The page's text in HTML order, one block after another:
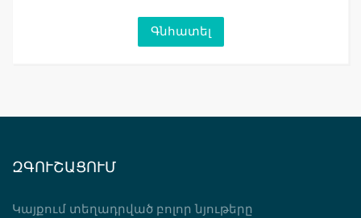
ԶԳՈՒՇԱՑՈՒՄ
Կայքում տեղադրված բոլոր նյութերը